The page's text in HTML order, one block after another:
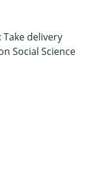
delivery
Social Science